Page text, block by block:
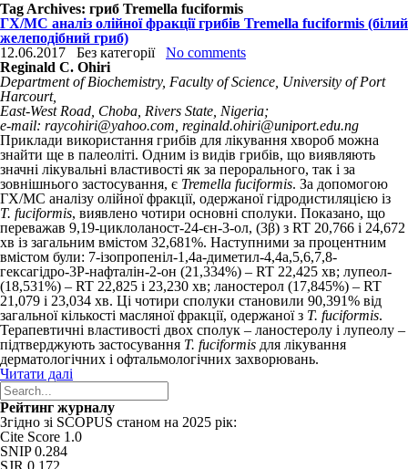
Tag Archives: гриб Tremella fuciformis
ГХ/МС аналіз олійної фракції грибів Tremella fuciformis (білий
желеподібний гриб)
12.06.2017
Без категорії
No comments
Reginald C. Ohiri
Department of Biochemistry, Faculty of Science, University of Port
Harcourt,
East-West Road, Choba, Rivers State, Nigeria;
e-mail: raycohiri@yahoo.com, reginald.ohiri@uniport.edu.ng
Приклади використання грибів для лікування хвороб можна
знайти ще в палеоліті. Одним із видів грибів, що виявляють
значні лікувальні властивості як за перорального, так і за
зовнішнього застосування, є Tremella fuciformis. За допомогою
ГХ/МС аналізу олійної фракції, одержаної гідродистиляцією із
T. fuciformis, виявлено чотири основні сполуки. Показано, що
переважав 9,19-циклоланост-24-єн-3-ол, (3β) з RT 20,766 і 24,672
хв із загальним вмістом 32,681%. Наступними за процентним
вмістом були: 7-ізопропеніл-1,4а-диметил-4,4а,5,6,7,8-
гексагідро-3Р-нафталін-2-он (21,334%) – RT 22,425 хв; лупеол­
(18,531%) – RT 22,825 і 23,230 хв; ланостерол (17,845%) – RT
21,079 і 23,034 хв. Ці чотири сполуки становили 90,391% від
загальної кількості масляної фракції, одержаної з T. fuciformis.
Терапевтичні властивості двох сполук – ланостеролу і лупеолу –
підтверджують застосування T. fuciformis для лікування
дерматологічних і офтальмологічних захворювань.
Читати далі
Рейтинг журналу
Згідно зі SCOPUS станом на 2025 рік:
Cite Score 1.0
SNIP 0.284
SJR 0.172